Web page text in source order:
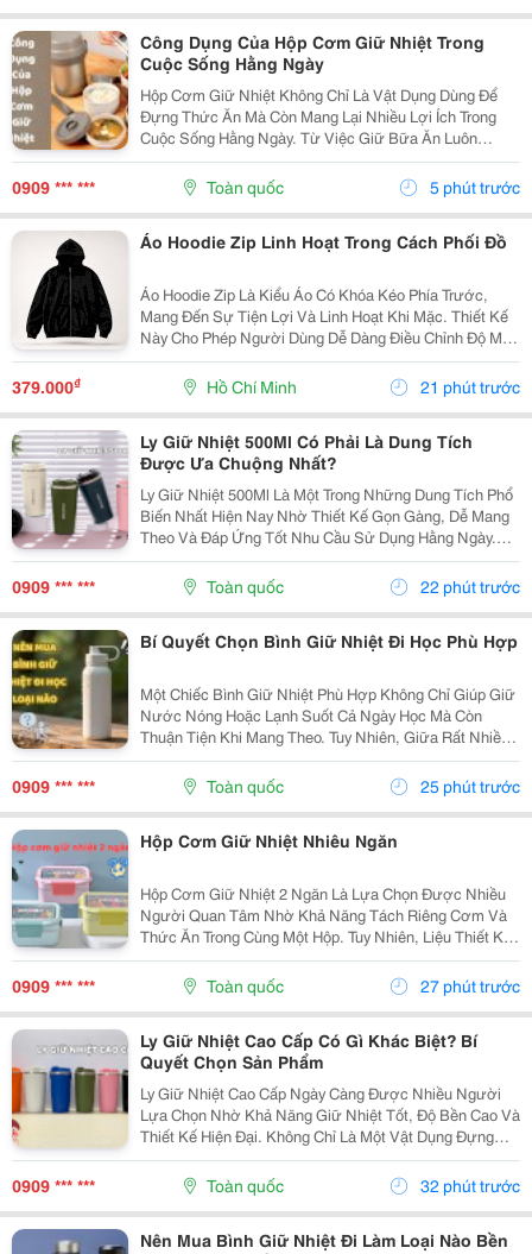
Công Dụng Của Hộp Cơm Giữ Nhiệt Trong
Cuộc Sống Hằng Ngày
Hộp Cơm Giữ Nhiệt Không Chỉ Là Vật Dụng Dùng Để
Đựng Thức Ăn Mà Còn Mang Lại Nhiều Lợi Ích Trong
Cuộc Sống Hằng Ngày. Từ Việc Giữ Bữa Ăn Luôn
Thơm Ngon Đến Giúp Người Dùng Chủ Động Hơn Khi
Mang Cơm Đi Làm Hay Đi Học, Sản Phẩm Này Ngày
Càng Được Nhiều...
0909 *** *** Toàn quốc 5 phút trước
Áo Hoodie Zip Linh Hoạt Trong Cách Phối Đồ
Áo Hoodie Zip Là Kiểu Áo Có Khóa Kéo Phía Trước,
Mang Đến Sự Tiện Lợi Và Linh Hoạt Khi Mặc. Thiết Kế
Này Cho Phép Người Dùng Dễ Dàng Điều Chỉnh Độ Mở
Của Áo, Đồng Thời Có Thể Layer Với Nhiều Item Khác
Nhau. Hoodie Zip Có Thể Mặc Cùng Áo Thun Basic,...
379.000₫ Hồ Chí Minh 21 phút trước
Ly Giữ Nhiệt 500Ml Có Phải Là Dung Tích
Được Ưa Chuộng Nhất?
Ly Giữ Nhiệt 500Ml Là Một Trong Những Dung Tích Phổ
Biến Nhất Hiện Nay Nhờ Thiết Kế Gọn Gàng, Dễ Mang
Theo Và Đáp Ứng Tốt Nhu Cầu Sử Dụng Hằng Ngày.
Vậy Ly Giữ Nhiệt 500Ml Có Những Ưu Điểm Gì Và Làm
Sao Để Chọn Được Sản Phẩm Chất Lượng? Hãy
Cùng...
0909 *** *** Toàn quốc 22 phút trước
Bí Quyết Chọn Bình Giữ Nhiệt Đi Học Phù Hợp
Một Chiếc Bình Giữ Nhiệt Phù Hợp Không Chỉ Giúp Giữ
Nước Nóng Hoặc Lạnh Suốt Cả Ngày Học Mà Còn
Thuận Tiện Khi Mang Theo. Tuy Nhiên, Giữa Rất Nhiều
Mẫu Mã, Dung Tích Và Chất Liệu Trên Thị Trường,
Không Ít Người Băn Khoăn Nên Mua Bình Giữ Nhiệt Đi
0909 *** *** Toàn quốc 25 phút trước
Hộp Cơm Giữ Nhiệt Nhiêu Ngăn
Hộp Cơm Giữ Nhiệt 2 Ngăn Là Lựa Chọn Được Nhiều
Người Quan Tâm Nhờ Khả Năng Tách Riêng Cơm Và
Thức Ăn Trong Cùng Một Hộp. Tuy Nhiên, Liệu Thiết Kế
Này Có Thực Sự Phù Hợp Với Nhu Cầu Sử Dụng Hằng
Ngày? Cùng Tìm Hiểu Những Ưu Điểm, Hạn Chế Và
Cách Lựa...
0909 *** *** Toàn quốc 27 phút trước
Ly Giữ Nhiệt Cao Cấp Có Gì Khác Biệt? Bí
Quyết Chọn Sản Phẩm
Ly Giữ Nhiệt Cao Cấp Ngày Càng Được Nhiều Người
Lựa Chọn Nhờ Khả Năng Giữ Nhiệt Tốt, Độ Bền Cao Và
Thiết Kế Hiện Đại. Không Chỉ Là Một Vật Dụng Đựng
Nước, Sản Phẩm Còn Thể Hiện Phong Cách Sống Tiện
Nghi Và Góp Phần Nâng Cao Trải Nghiệm Trong Học
0909 *** *** Toàn quốc 32 phút trước
Nên Mua Bình Giữ Nhiệt Đi Làm Loại Nào Bền